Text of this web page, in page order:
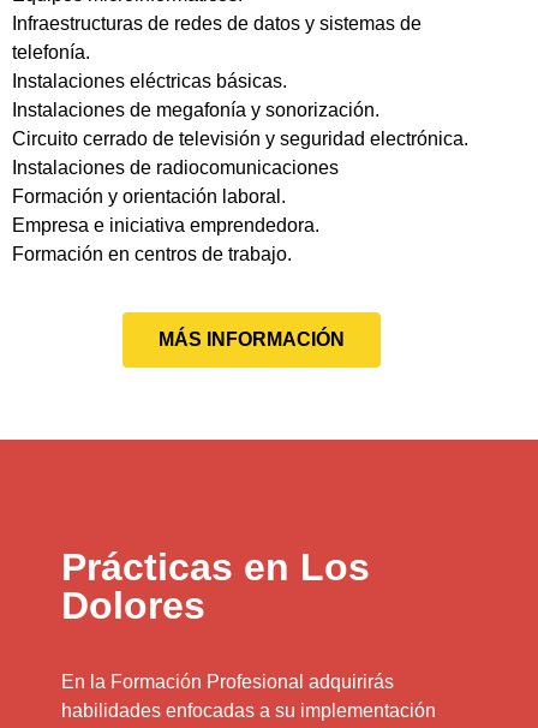
Infraestructuras de redes de datos y sistemas de
telefonía.
Instalaciones eléctricas básicas.
Instalaciones de megafonía y sonorización.
Circuito cerrado de televisión y seguridad electrónica.
Instalaciones de radiocomunicaciones
Formación y orientación laboral.
Empresa e iniciativa emprendedora.
Formación en centros de trabajo.
MÁS INFORMACIÓN
Prácticas en Los
Dolores
En la Formación Profesional adquirirás
habilidades enfocadas a su implementación